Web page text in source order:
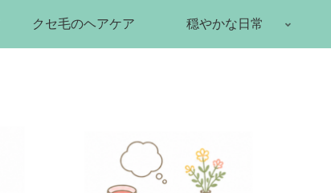
クセ毛のヘアケア 穏やかな日常